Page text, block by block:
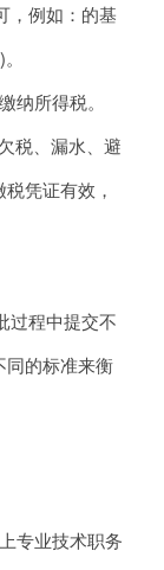
，例如：的基
纳所得税。
税、漏水、避
凭证有效，
过程中提交不
同的标准来衡
专业技术职务